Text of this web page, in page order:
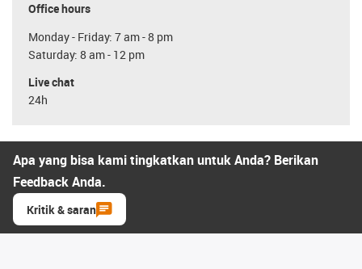
Office hours
Monday - Friday: 7 am - 8 pm
Saturday: 8 am - 12 pm
Live chat
24h
Apa yang bisa kami tingkatkan untuk Anda? Berikan
Feedback Anda.
Kritik & saran